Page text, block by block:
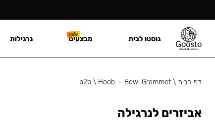
דף הבית\
b2b \ Hoob — Bowl Grommet
אביזרים לנרגילה
גוסטו לבית מבצעים נרגילות